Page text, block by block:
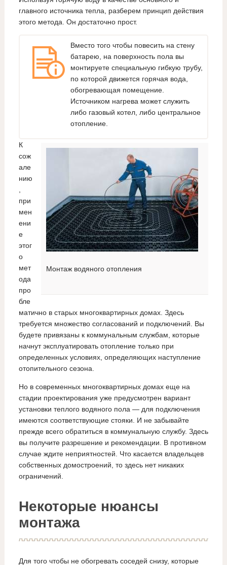
главного источника тепла, разберем принцип действия
этого метода. Он достаточно прост.
Вместо того чтобы повесить на стену
батарею, на поверхность пола вы
монтируете специальную гибкую трубу,
по которой движется горячая вода,
обогревающая помещение.
Источником нагрева может служить
либо газовый котел, либо центральное
отопление.
Монтаж водяного отопления
К
сож
але
нию
при
мен
ени
е
этог
о
мет
ода
про
бле
матично в старых многоквартирных домах. Здесь
требуется множество согласований и подключений. Вы
будете привязаны к коммунальным службам, которые
начнут эксплуатировать отопление только при
определенных условиях, определяющих наступление
отопительного сезона.
Но в современных многоквартирных домах еще на
стадии проектирования уже предусмотрен вариант
установки теплого водяного пола — для подключения
имеются соответствующие стояки. И не забывайте
прежде всего обратиться в коммунальную службу. Здесь
вы получите разрешение и рекомендации. В противном
случае ждите неприятностей. Что касается владельцев
собственных домостроений, то здесь нет никаких
ограничений.
Некоторые нюансы
монтажа
Для того чтобы не обогревать соседей снизу, которые